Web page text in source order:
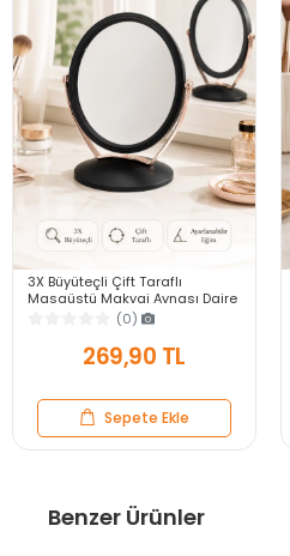
3X Büyüteçli Çift Taraflı
Masaüstü Makyaj Aynası Daire
Siyah Rose Gold Standlı
Dekoratif Yakın Ayna
(0)
269,90 TL
Sepete Ekle
Benzer Ürünler